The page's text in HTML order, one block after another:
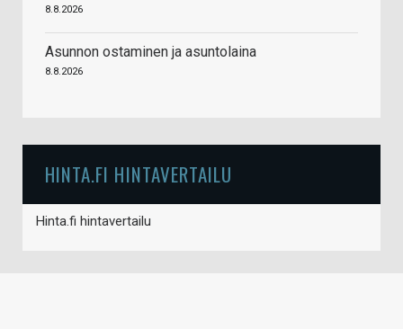
8.8.2026
Asunnon ostaminen ja asuntolaina
8.8.2026
HINTA.FI HINTAVERTAILU
Hinta.fi hintavertailu